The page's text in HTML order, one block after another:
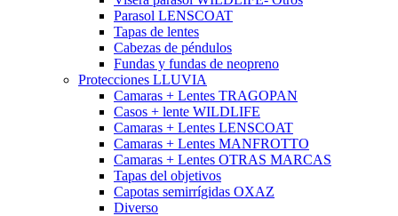
Parasol LENSCOAT
Tapas de lentes
Cabezas de péndulos
Fundas y fundas de neopreno
Protecciones LLUVIA
Camaras + Lentes TRAGOPAN
Casos + lente WILDLIFE
Camaras + Lentes LENSCOAT
Camaras + Lentes MANFROTTO
Camaras + Lentes OTRAS MARCAS
Tapas del objetivos
Capotas semirrígidas OXAZ
Diverso